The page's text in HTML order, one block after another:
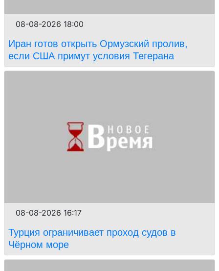
08-08-2026 18:00
Иран готов открыть Ормузский пролив,
если США примут условия Тегерана
08-08-2026 16:17
Турция ограничивает проход судов в
Чёрном море